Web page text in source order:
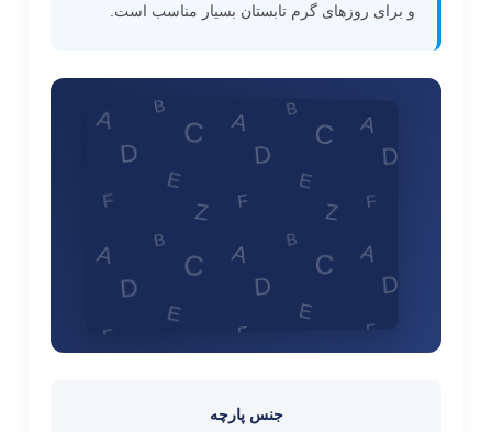
و برای روزهای گرم تابستان بسیار مناسب است.
جنس پارچه